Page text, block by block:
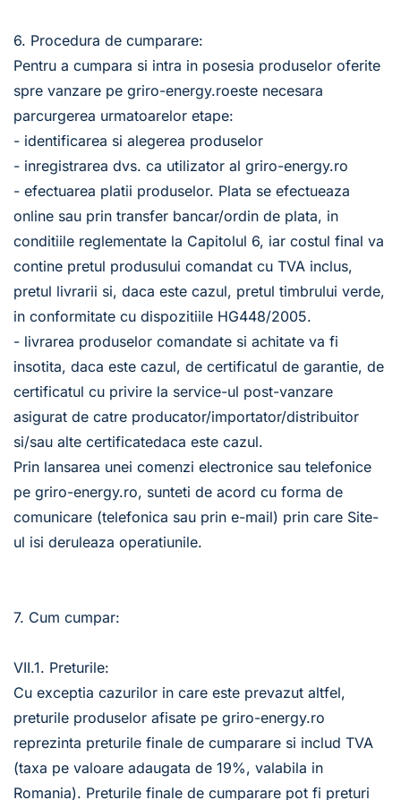
6. Procedura de cumparare:
Pentru a cumpara si intra in posesia produselor oferite
spre vanzare pe griro-energy.roeste necesara
parcurgerea urmatoarelor etape:
- identificarea si alegerea produselor
- inregistrarea dvs. ca utilizator al griro-energy.ro
- efectuarea platii produselor. Plata se efectueaza
online sau prin transfer bancar/ordin de plata, in
conditiile reglementate la Capitolul 6, iar costul final va
contine pretul produsului comandat cu TVA inclus,
pretul livrarii si, daca este cazul, pretul timbrului verde,
in conformitate cu dispozitiile HG448/2005.
- livrarea produselor comandate si achitate va fi
insotita, daca este cazul, de certificatul de garantie, de
certificatul cu privire la service-ul post-vanzare
asigurat de catre producator/importator/distribuitor
si/sau alte certificatedaca este cazul.
Prin lansarea unei comenzi electronice sau telefonice
pe griro-energy.ro, sunteti de acord cu forma de
comunicare (telefonica sau prin e-mail) prin care Site-
ul isi deruleaza operatiunile.
7. Cum cumpar:
VII.1. Preturile:
Cu exceptia cazurilor in care este prevazut altfel,
preturile produselor afisate pe griro-energy.ro
reprezinta preturile finale de cumparare si includ TVA
(taxa pe valoare adaugata de 19%, valabila in
Romania). Preturile finale de cumparare pot fi preturi